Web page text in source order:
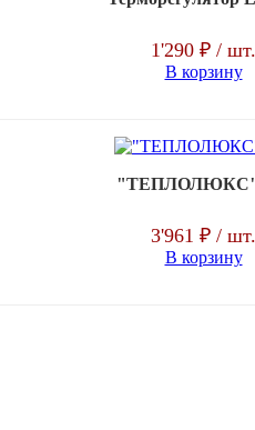
1'290 ₽ / шт.
В корзину
"ТЕПЛОЛЮКС"
3'961 ₽ / шт.
В корзину